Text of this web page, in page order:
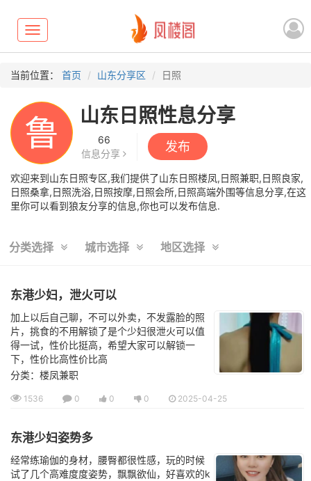
Toggle
navigation
当前位置： 首页 山东分享区 日照
鲁 山东日照性息分享
66
信息分享
发布
欢迎来到山东日照专区,我们提供了山东日照楼凤,日照兼职,日照良家,
日照桑拿,日照洗浴,日照按摩,日照会所,日照高端外围等信息分享,在这
里你可以看到狼友分享的信息,你也可以发布信息.
分类选择 城市选择 地区选择
东港少妇，泄火可以
加上以后自己聊，不可以外卖，不发露脸的照
片，挑食的不用解锁了是个少妇很泄火可以值
得一试，性价比挺高，希望大家可以解锁一
下，性价比高性价比高
分类：楼凤兼职
1536 0 0 0 2025-04-25
东港少妇姿势多
经常练瑜伽的身材，腰臀都很性感，玩的时候
试了几个高难度度姿势，飘飘欲仙，好喜欢的k